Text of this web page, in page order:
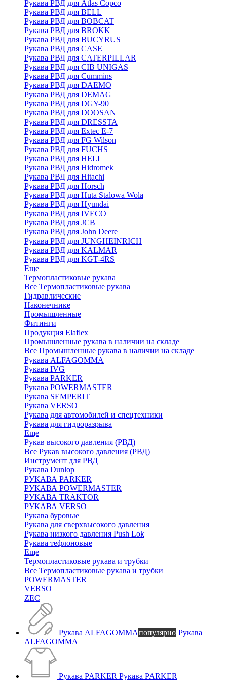
Рукава РВД для Atlas Copco
Рукава РВД для BELL
Рукава РВД для BOBCAT
Рукава РВД для BROKK
Рукава РВД для BUCYRUS
Рукава РВД для CASE
Рукава РВД для CATERPILLAR
Рукава РВД для CIB UNIGAS
Рукава РВД для Cummins
Рукава РВД для DAEMO
Рукава РВД для DEMAG
Рукава РВД для DGY-90
Рукава РВД для DOOSAN
Рукава РВД для DRESSTA
Рукава РВД для Extec E-7
Рукава РВД для FG Wilson
Рукава РВД для FUCHS
Рукава РВД для HELI
Рукава РВД для Hidromek
Рукава РВД для Hitachi
Рукава РВД для Horsch
Рукава РВД для Huta Stalowa Wola
Рукава РВД для Hyundai
Рукава РВД для IVECO
Рукава РВД для JCB
Рукава РВД для John Deere
Рукава РВД для JUNGHEINRICH
Рукава РВД для KALMAR
Рукава РВД для KGT-4RS
Еще
Термопластиковые рукава
Все Термопластиковые рукава
Гидравлические
Наконечнике
Промышленные
Фитинги
Продукция Elaflex
Промышленные рукава в наличии на складе
Все Промышленные рукава в наличии на складе
Рукава ALFAGOMMA
Рукава IVG
Рукава PARKER
Рукава POWERMASTER
Рукава SEMPERIT
Рукава VERSO
Рукава для автомобилей и спецтехники
Рукава для гидроразрыва
Еще
Рукав высокого давления (РВД)
Все Рукав высокого давления (РВД)
Инструмент для РВД
Рукава Dunlop
РУКАВА PARKER
РУКАВА POWERMASTER
РУКАВА TRAKTOR
РУКАВА VERSO
Рукава буровые
Рукава для сверхвысокого давления
Рукава низкого давления Push Lok
Рукава тефлоновые
Еще
Термопластиковые рукава и трубки
Все Термопластиковые рукава и трубки
POWERMASTER
VERSO
ZEC
Рукава ALFAGOMMAпопулярно Рукава
ALFAGOMMA
Рукава PARKER Рукава PARKER